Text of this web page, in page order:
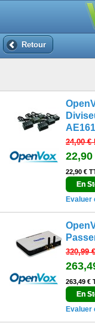
Retour
24,00 €
22,90
22,90 €
En
Evaluer
320,99 €
263,49 €
En
Evaluer